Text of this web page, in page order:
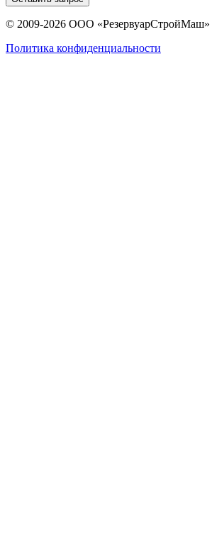
© 2009-2026 ООО «РезервуарСтройМаш»
Политика конфиденциальности